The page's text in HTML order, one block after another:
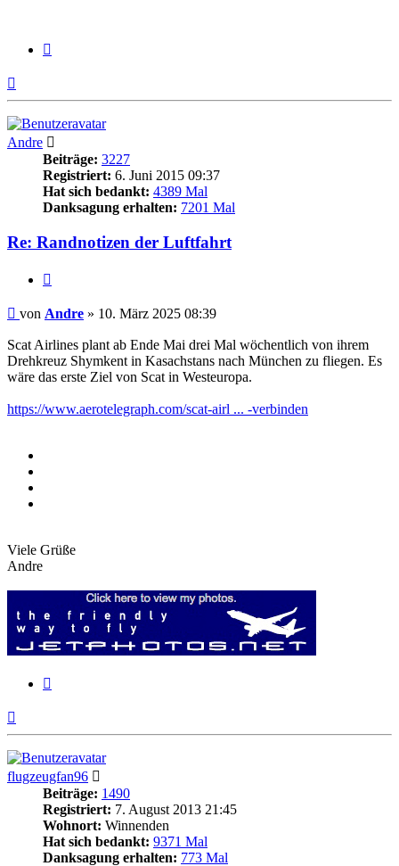
Andre
Beiträge: 3227
Registriert: 6. Juni 2015 09:37
Hat sich bedankt: 4389 Mal
Danksagung erhalten: 7201 Mal
Re: Randnotizen der Luftfahrt
Beitrag
von Andre » 10. März 2025 08:39
Scat Airlines plant ab Ende Mai drei Mal wöchentlich von ihrem
Drehkreuz Shymkent in Kasachstans nach München zu fliegen. Es
wäre das erste Ziel von Scat in Westeuropa.
https://www.aerotelegraph.com/scat-airl ... -verbinden
Viele Grüße
Andre
flugzeugfan96
Beiträge: 1490
Registriert: 7. August 2013 21:45
Wohnort: Winnenden
Hat sich bedankt: 9371 Mal
Danksagung erhalten: 773 Mal